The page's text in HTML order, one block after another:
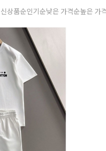
신상품순인기순낮은 가격순높은 가